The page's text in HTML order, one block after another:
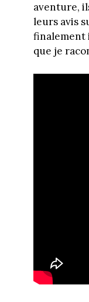
aventure,
leurs avis
finalement
que je